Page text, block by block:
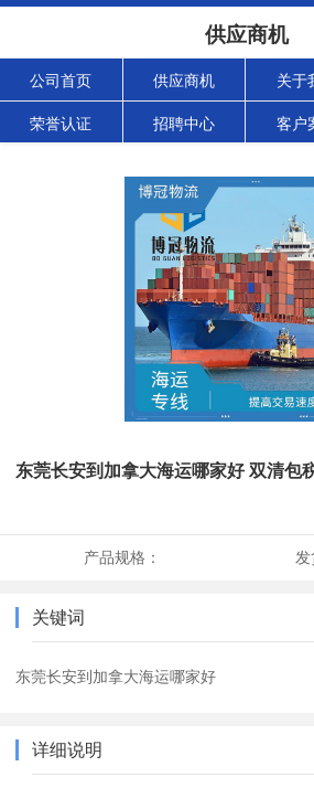
供应商机
公司首页 供应商机 关于
荣誉认证 招聘中心 客户
东莞长安到加拿大海运哪家好 双清包
产品规格： 发
关键词
东莞长安到加拿大海运哪家好
详细说明